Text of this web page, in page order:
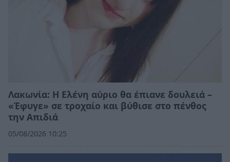
Λακωνία: Η Ελένη αύριο θα έπιανε δουλειά –
«Έφυγε» σε τροχαίο και βύθισε στο πένθος
την Απιδιά
05/08/2026 10:25